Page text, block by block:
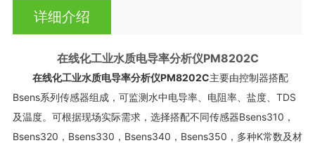
详细介绍
在线化工业水质电导率分析仪PM8202C
在线化工业水质电导率分析仪PM8202C主要由控制器搭配
Bsens系列传感器组成，可监测水中电导率、电阻率、盐度、TDS
及温度。可根据现场实际需求，选择搭配不同传感器Bsens310，
Bsens320，Bsens330，Bsens340，Bsens350，多种K常数及材